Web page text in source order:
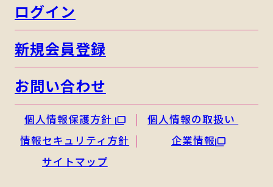
ログイン
新規会員登録
お問い合わせ
個人情報保護方針
個人情報の取扱い
情報セキュリティ方針
企業情報
サイトマップ